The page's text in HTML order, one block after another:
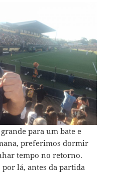
para um bate e
preferimos dormir
tempo no retorno.
por lá, antes da partida